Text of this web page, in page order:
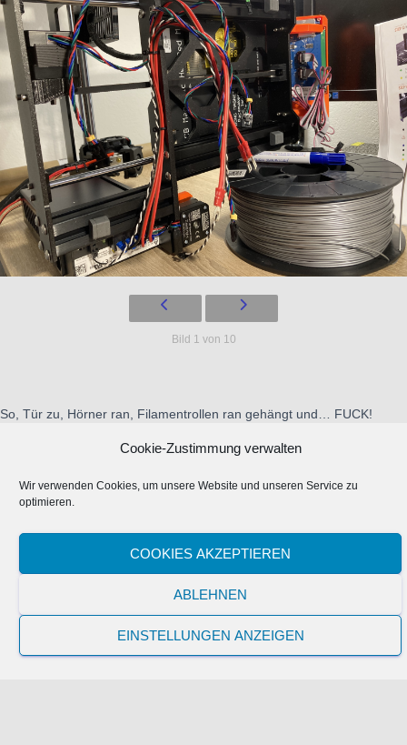
Cookie-Zustimmung verwalten
Wir verwenden Cookies, um unsere Website und unseren Service zu
optimieren.
COOKIES AKZEPTIEREN
ABLEHNEN
EINSTELLUNGEN ANZEIGEN
Bild 1 von 10
So, Tür zu, Hörner ran, Filamentrollen ran gehängt und… FUCK!
Tatsächlich. Das wars… Mega geil… Hat nen RIESEN Spaß gemacht.
Richtig toll gemach!